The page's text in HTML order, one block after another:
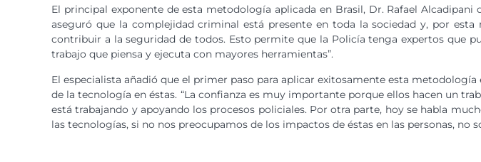
El principal exponente de esta metodología aplicada en Brasil, Dr. Rafael
aseguró que la complejidad criminal está presente en toda la sociedad y, por
contribuir a la seguridad de todos. Esto permite que la Policía tenga expertos que
trabajo que piensa y ejecuta con mayores herramientas”.
El especialista añadió que el primer paso para aplicar exitosamente esta
de la tecnología en éstas. “La confianza es muy importante porque ellos hacen un
está trabajando y apoyando los procesos policiales. Por otra parte, hoy se habla
las tecnologías, si no nos preocupamos de los impactos de éstas en las personas,